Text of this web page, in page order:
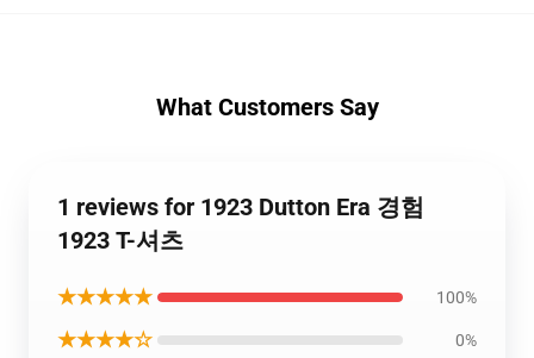
What Customers Say
1 reviews for 1923 Dutton Era 경험
1923 T-셔츠
★★★★★ 100%
★★★★☆ 0%